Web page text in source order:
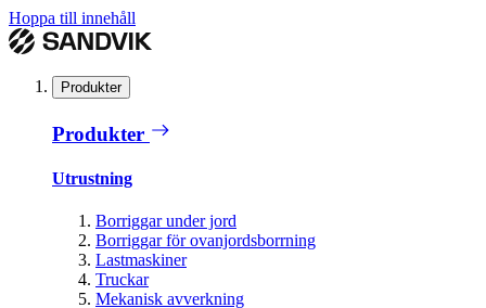
Hoppa till innehåll
Produkter
Produkter
Utrustning
Borriggar under jord
Borriggar för ovanjordsborrning
Lastmaskiner
Truckar
Mekanisk avverkning